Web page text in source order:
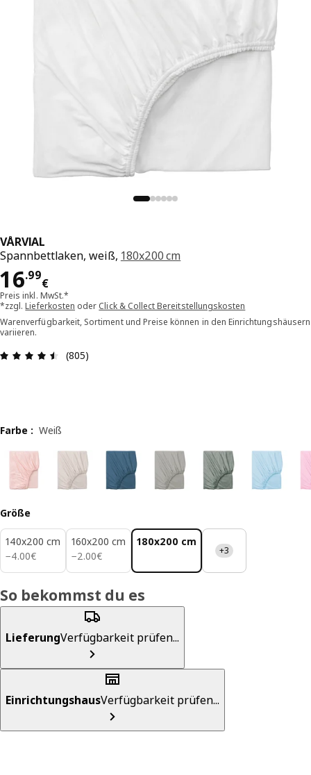
VÅRVIAL
Spannbettlaken, weiß, 180x200 cm
16.99
€
Preis 16.99€
Preis inkl. MwSt.*
*zzgl.Lieferkosten oder Click & Collect Bereitstellungskosten
Warenverfügbarkeit, Sortiment und Preise können in den Einrichtungshäusern
variieren.
Bewertung: 4.5 von 5 Sterne Alle Bewertungen:
(805)
Farbe : Weiß
Größe
140x200 cm
−4.00€
4.00€
160x200 cm
−2.00€
2.00€
180x200 cm
+3
So bekommst du es
LieferungVerfügbarkeit prüfen...
EinrichtungshausVerfügbarkeit prüfen...